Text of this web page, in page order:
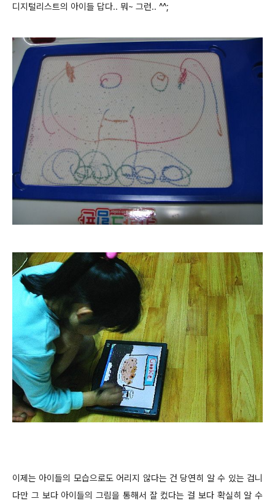
디지털리스트의 아이들 답다.. 뭐~ 그런.. ^^;
이제는 아이들의 모습으로도 어리지 않다는 건 당연히 알 수 있는 겁니
다만 그 보다 아이들의 그림을 통해서 잘 컸다는 걸 보다 확실히 알 수